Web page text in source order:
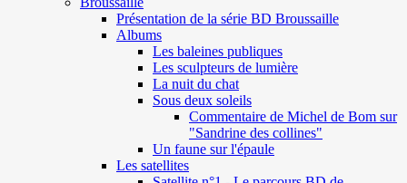
Présentation de la série BD Broussaille
Albums
Les baleines publiques
Les sculpteurs de lumière
La nuit du chat
Sous deux soleils
Commentaire de Michel de Bom sur
"Sandrine des collines"
Un faune sur l'épaule
Les satellites